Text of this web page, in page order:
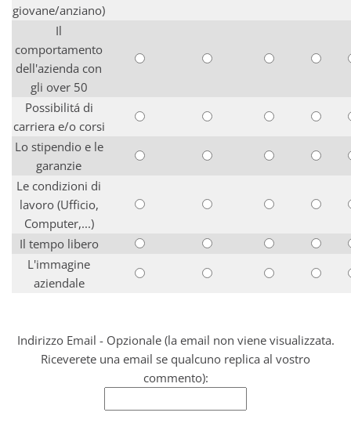
giovane/anziano)
Il
comportamento
dell'azienda con
gli over 50
Possibilitá di
carriera e/o corsi
Lo stipendio e le
garanzie
Le condizioni di
lavoro (Ufficio,
Computer,...)
Il tempo libero
L'immagine
aziendale
Indirizzo Email - Opzionale (la email non viene visualizzata.
Riceverete una email se qualcuno replica al vostro
commento):